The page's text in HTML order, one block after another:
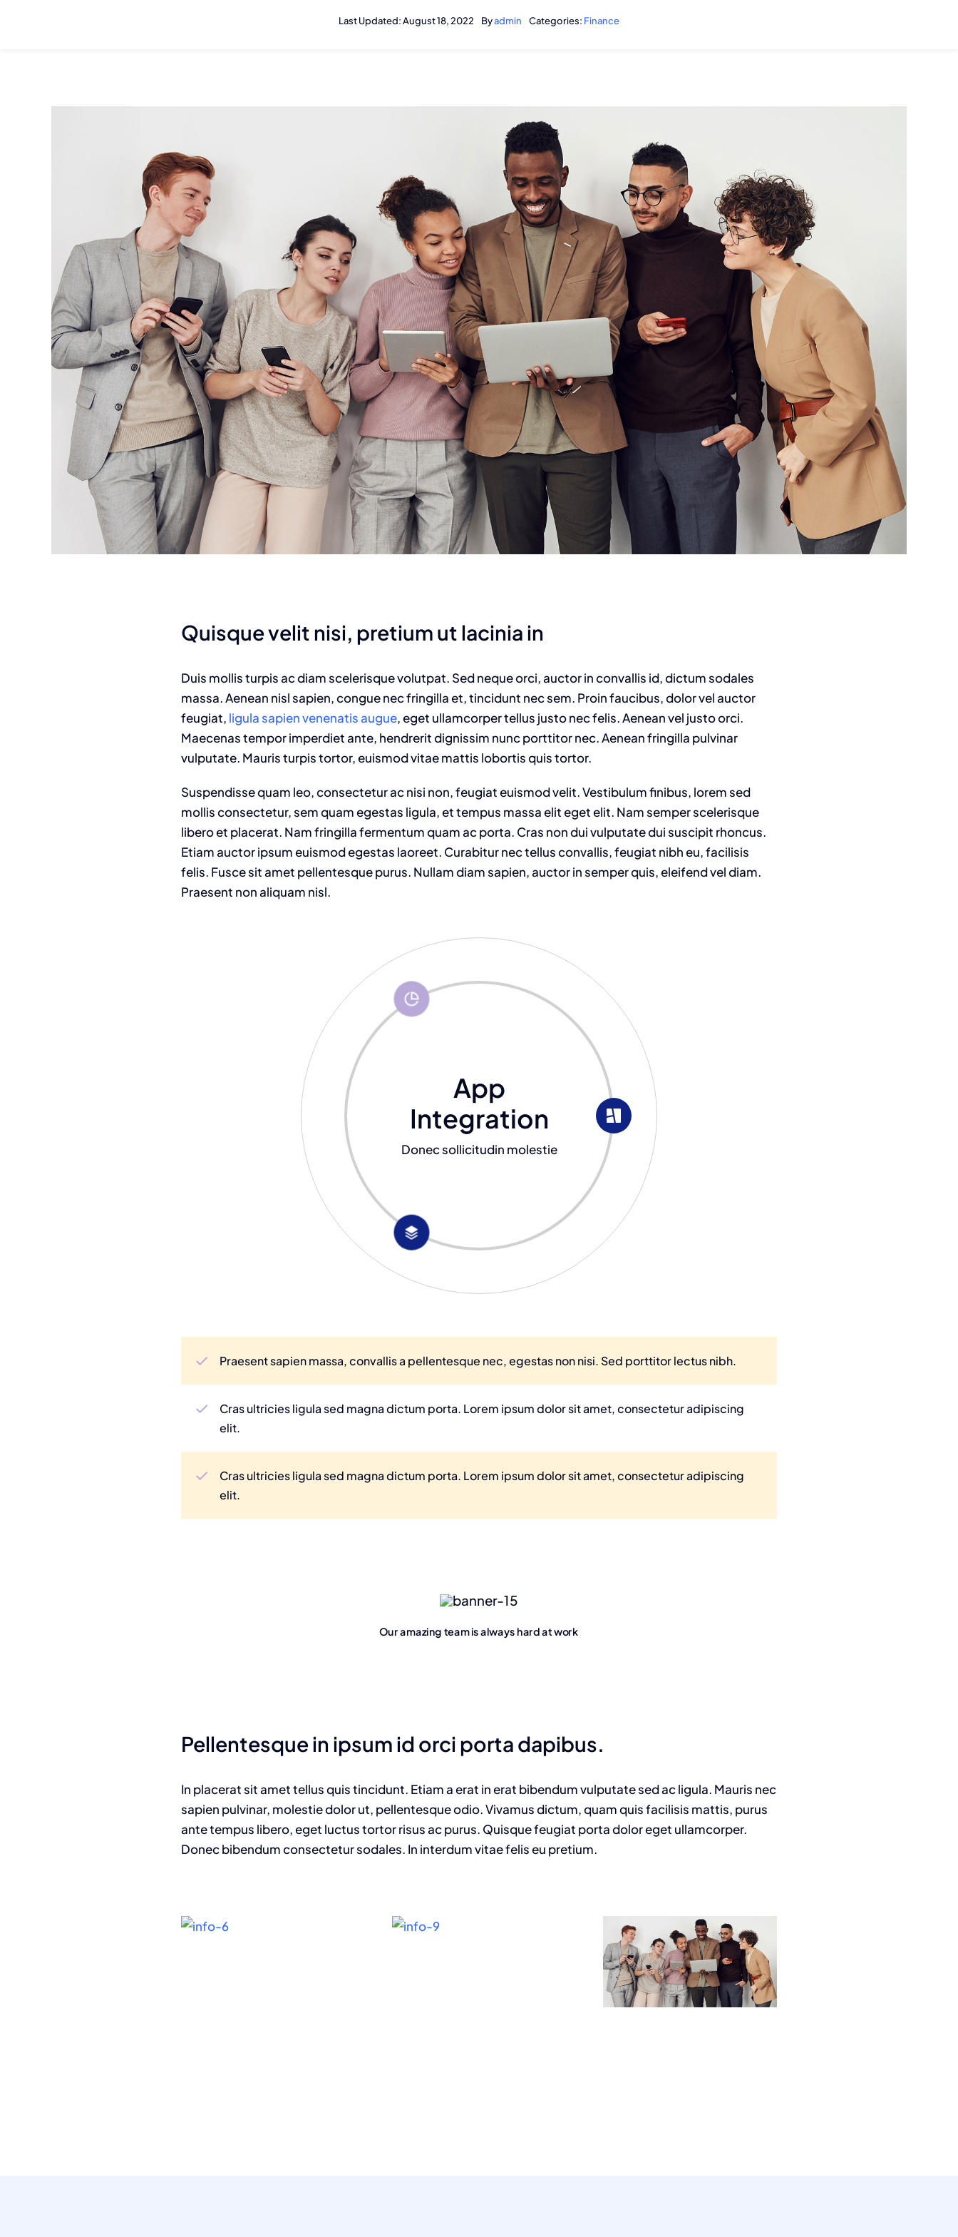
Last Updated: August 18, 2022 Byadmin Categories: Finance
Quisque velit nisi, pretium ut lacinia in
Duis mollis turpis ac diam scelerisque volutpat. Sed neque orci, auctor in convallis id, dictum sodales
massa. Aenean nisl sapien, congue nec fringilla et, tincidunt nec sem. Proin faucibus, dolor vel auctor
feugiat, ligula sapien venenatis augue, eget ullamcorper tellus justo nec felis. Aenean vel justo orci.
Maecenas tempor imperdiet ante, hendrerit dignissim nunc porttitor nec. Aenean fringilla pulvinar
vulputate. Mauris turpis tortor, euismod vitae mattis lobortis quis tortor.
Suspendisse quam leo, consectetur ac nisi non, feugiat euismod velit. Vestibulum finibus, lorem sed
mollis consectetur, sem quam egestas ligula, et tempus massa elit eget elit. Nam semper scelerisque
libero et placerat. Nam fringilla fermentum quam ac porta. Cras non dui vulputate dui suscipit rhoncus.
Etiam auctor ipsum euismod egestas laoreet. Curabitur nec tellus convallis, feugiat nibh eu, facilisis
felis. Fusce sit amet pellentesque purus. Nullam diam sapien, auctor in semper quis, eleifend vel diam.
Praesent non aliquam nisl.
App
Integration
Donec sollicitudin molestie
Praesent sapien massa, convallis a pellentesque nec, egestas non nisi. Sed porttitor lectus nibh.
Cras ultricies ligula sed magna dictum porta. Lorem ipsum dolor sit amet, consectetur adipiscing
elit.
Cras ultricies ligula sed magna dictum porta. Lorem ipsum dolor sit amet, consectetur adipiscing
elit.
Our amazing team is always hard at work
Pellentesque in ipsum id orci porta dapibus.
In placerat sit amet tellus quis tincidunt. Etiam a erat in erat bibendum vulputate sed ac ligula. Mauris nec
sapien pulvinar, molestie dolor ut, pellentesque odio. Vivamus dictum, quam quis facilisis mattis, purus
ante tempus libero, eget luctus tortor risus ac purus. Quisque feugiat porta dolor eget ullamcorper.
Donec bibendum consectetur sodales. In interdum vitae felis eu pretium.